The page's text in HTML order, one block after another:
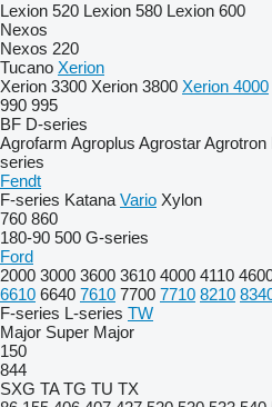
Lexion 520 Lexion 580 Lexion 600
Nexos
Nexos 220
Tucano Xerion
Xerion 3300 Xerion 3800 Xerion 4000
990 995
BF D-series
Agrofarm Agroplus AgrostarAgrotron
series
Fendt
F-series Katana Vario Xylon
760 860
180-90 500 G-series
Ford
2000 3000 3600 3610 4000 4110
6610 6640 7610 7700 7710 8210
F-series L-series TW
Major Super Major
150
844
SXG TA TG TU TX